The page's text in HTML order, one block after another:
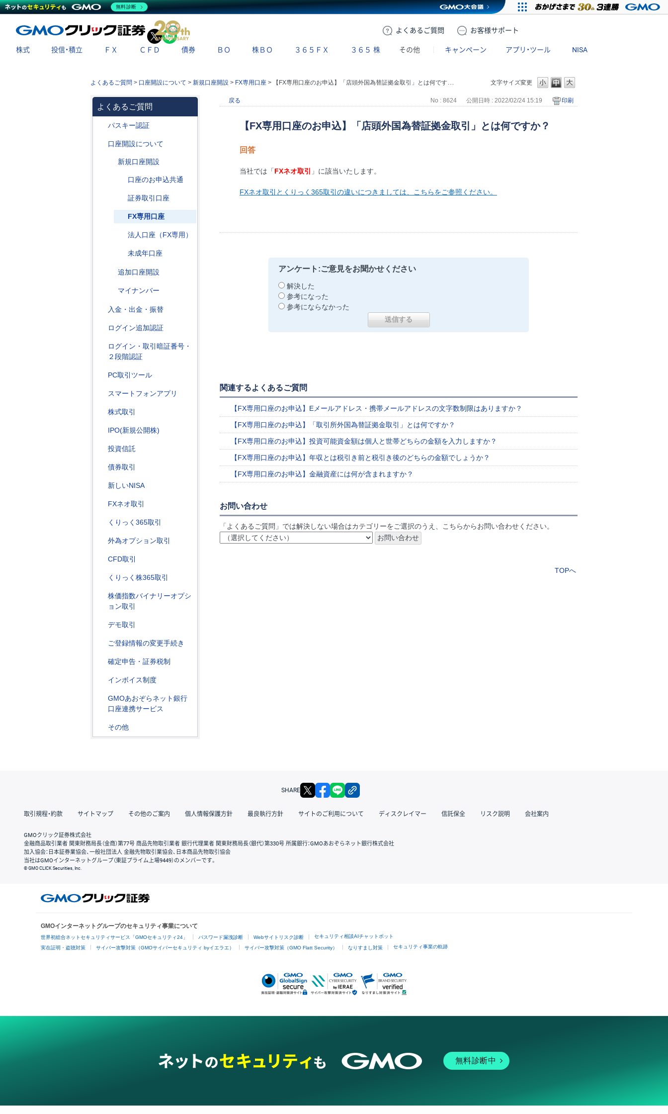
よくある ご質問 お客様サポート
X
株式 投信・積立 ＦＸ ＣＦＤ 債券 ＢＯ 株ＢＯ ３６５ＦＸ ３６５ 株 その他 キャンペーン アプリ・ツール NISA
文字サイズ変更
よくあるご質問 > 口座開設について > 新規口座開設 > FX専用口座 > 【FX専用口座のお申込】「店頭外国為替証拠金取引」とは何ですか？
よくあるご質問
パスキー認証
口座開設について
新規口座開設
口座のお申込共通
証券取引口座
FX専用口座
法人口座（FX専用）
未成年口座
追加口座開設
マイナンバー
入金・出金・振替
ログイン追加認証
ログイン・取引暗証番号・
２段階認証
PC取引ツール
スマートフォンアプリ
株式取引
IPO(新規公開株)
投資信託
債券取引
新しいNISA
FXネオ取引
くりっく365取引
外為オプション取引
CFD取引
くりっく株365取引
株価指数バイナリーオプシ
ョン取引
デモ取引
ご登録情報の変更手続き
確定申告・証券税制
インボイス制度
GMOあおぞらネット銀行
口座連携サービス
その他
戻る No : 8624 公開日時 : 2022/02/24 15:19 印刷
【FX専用口座のお申込】「店頭外国為替証拠金取引」とは何ですか？
回答
当社では「FXネオ取引 」に該当いたします。
FXネオ取引とくりっく365取引の違いにつきましては、こちらをご参照ください。
アンケート:ご意見をお聞かせください
解決した
参考になった
参考にならなかった
関連するよくあるご質問
【FX専用口座のお申込】Eメールアドレス・携帯メールアドレスの文字数制限はありますか？
【FX専用口座のお申込】「取引所外国為替証拠金取引」とは何ですか？
【FX専用口座のお申込】投資可能資金額は個人と世帯どちらの金額を入力しますか？
【FX専用口座のお申込】年収とは税引き前と税引き後のどちらの金額でしょうか？
【FX専用口座のお申込】金融資産には何が含まれますか？
お問い合わせ
「よくあるご質問」では解決しない場合はカテゴリーをご選択のうえ、こちらからお問い合わせください。
TOPへ
SHARE X facebook
取引規程・約款 サイトマップ その他のご案内 個人情報保護方針 最良執行方針 サイトのご利用について ディスクレイマー 信託保全 リスク説明 会社案内
GMOクリック証券株式会社
金融商品取引業者 関東財務局長（金商）第77号 商品先物取引業者 銀行代理業者 関東財務局長（銀代）第330号 所属銀行：GMOあおぞらネット銀行株式会社
加入協会：日本証券業協会、一般社団法人 金融先物取引業協会、日本商品先物取引協会
当社はGMOインターネットグループ（東証プライム上場9449）のメンバーです。
© GMO CLICK Securities, Inc.
GMOインターネットグループのセキュリティ事業について
世界初総合ネットセキュリティサービス「GMOセキュリティ24」 パスワード漏洩診断 Webサイトリスク診断 セキュリティ相談AIチャットボット
実在証明・盗聴対策 サイバー攻撃対策（GMOサイバーセキュリティ byイエラエ） サイバー攻撃対策（GMO Flatt Security） なりすまし対策 セキュリティ事業の軌跡
無料診断中
無料診断